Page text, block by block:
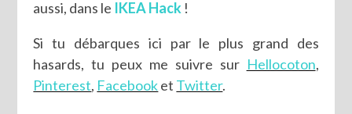
aussi, dans le IKEA Hack !
Si tu débarques ici par le plus grand des
hasards, tu peux me suivre sur Hellocoton,
Pinterest, Facebooket Twitter.